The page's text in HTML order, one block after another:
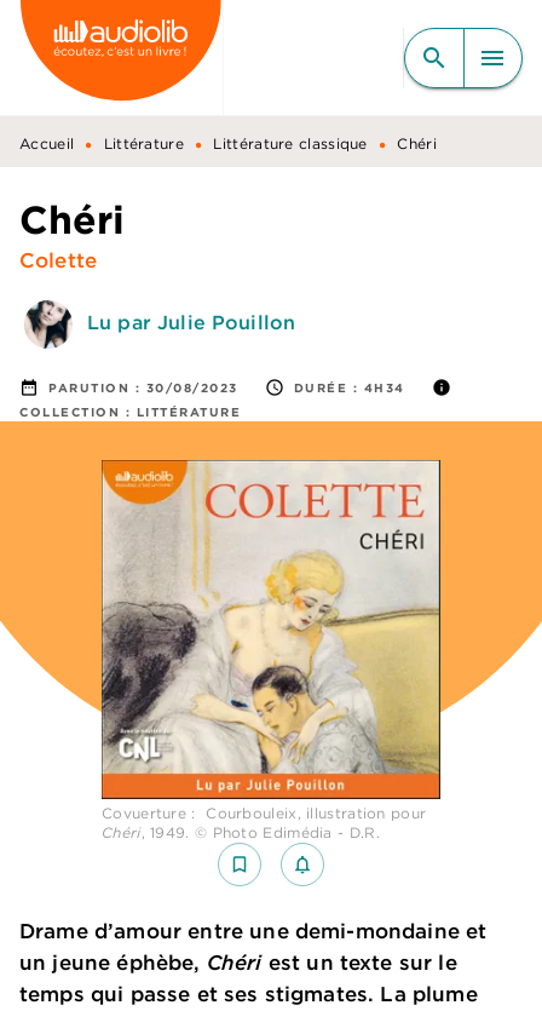
MENU RECHERCHE
CONTENU
PIED DE PAGE
search menu
Accueil • Littérature • Littérature classique • Chéri
Chéri
Colette
Lu par Julie Pouillon
date_range PARUTION : 30/08/2023 access_time DURÉE : 4H34 info
COLLECTION : LITTÉRATURE
Covuerture : Courbouleix, illustration pour
Chéri, 1949. © Photo Edimédia - D.R.
bookmark_border notifications_none_outlined
Drame d’amour entre une demi-mondaine et
un jeune éphèbe, Chériest un texte sur le
temps qui passe et ses stigmates. La plume